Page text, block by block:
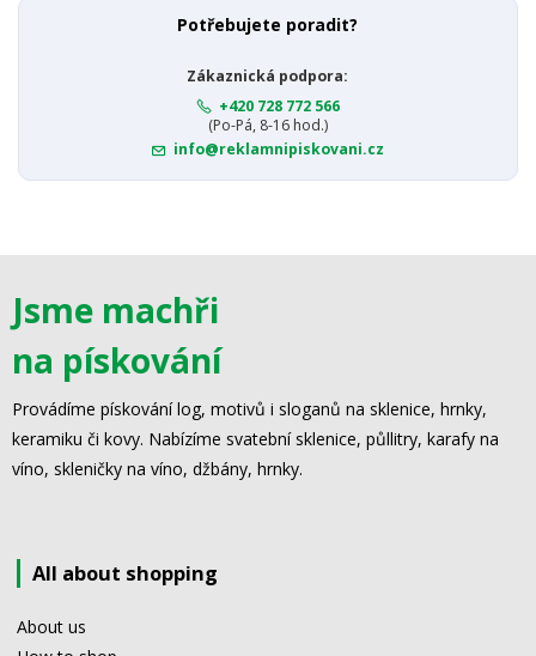
Potřebujete poradit?
Zákaznická podpora:
+420 728 772 566
(Po-Pá, 8-16 hod.)
info@reklamnipiskovani.cz
Jsme machři
na pískování
Provádíme pískování log, motivů i sloganů na sklenice, hrnky,
keramiku či kovy. Nabízíme svatební sklenice, půllitry, karafy na
víno, skleničky na víno, džbány, hrnky.
All about shopping
About us